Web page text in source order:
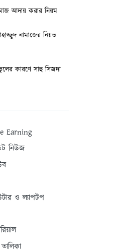
আদায় করার নিয়ম
নামাজের নিয়ত
কারণে সাহু সিজদা
Earning
নিউজ
ও ল্যাপটপ